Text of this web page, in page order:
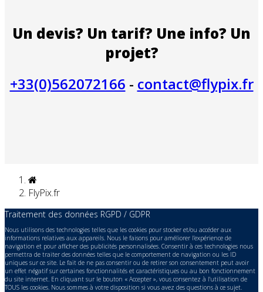
Un devis? Un tarif? Une info? Un
projet?
+33(0)562072166 - contact@flypix.fr
FlyPix.fr
Traitement des données RGPD / GDPR
Nous utilisons des technologies telles que les cookies pour stocker et/ou accéder aux
informations relatives aux appareils. Nous le faisons pour améliorer l’expérience de
navigation et pour afficher des publicités personnalisées. Consentir à ces technologies nous
permettra de traiter des données telles que le comportement de navigation ou les ID
uniques sur ce site. Le fait de ne pas consentir ou de retirer son consentement peut avoir
un effet négatif sur certaines fonctionnalités et caractéristiques ou au bon fonctionnement
du site internet. En cliquant sur le bouton « Accepter », vous consentez à l'utilisation de
TOUS les cookies. Nous sommes à votre disposition si vous avez des questions à ce sujet.